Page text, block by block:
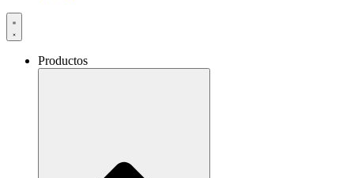
Productos